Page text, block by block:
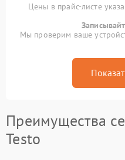
Цены в прайс-листе
Мы проверим ваше
Преимущества
Testo